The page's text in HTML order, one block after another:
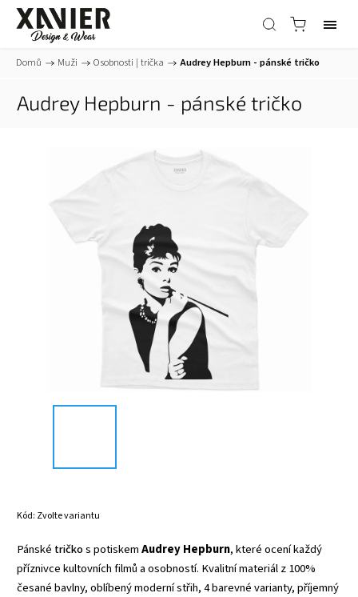
Domů / Muži / Osobnosti | trička / Audrey Hepburn - pánské tričko
Audrey Hepburn - pánské tričko
Kód: Zvolte variantu
Pánské tričkos potiskemAudrey Hepburn, které ocení každý
příznivce kultovních filmů a osobností. Kvalitní materiál z 100%
česané bavlny, oblíbený moderní střih, 4 barevné varianty, příjemný